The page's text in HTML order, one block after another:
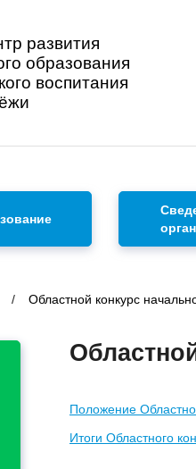
развития
образования
воспитания
/ Областной конкурс
Положение
Итоги Областного